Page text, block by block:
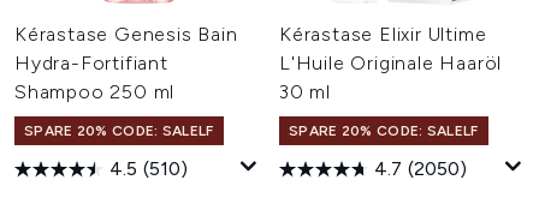
Kérastase Genesis Bain
Hydra-Fortifiant
Shampoo 250 ml
SPARE 20% CODE: SALELF
4.5 (510)
Kérastase Elixir Ultime
L'Huile Originale Haaröl
30 ml
SPARE 20% CODE: SALELF
4.7 (2050)